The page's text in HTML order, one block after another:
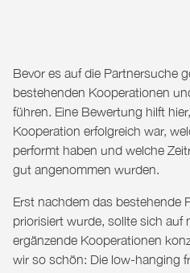
Bevor es auf die Partnersuche
bestehenden Kooperationen
führen. Eine Bewertung hilft
Kooperation erfolgreich war,
performt haben und welche
gut angenommen wurden.
Erst nachdem das bestehende
priorisiert wurde, sollte sich auf
ergänzende Kooperationen
wir so schön: Die low-hanging